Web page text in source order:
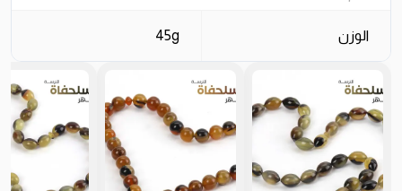
الوزن 45g